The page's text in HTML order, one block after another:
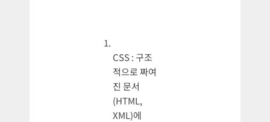
CSS : 구조
적으로 짜여
진 문서
(HTML,
XML)에